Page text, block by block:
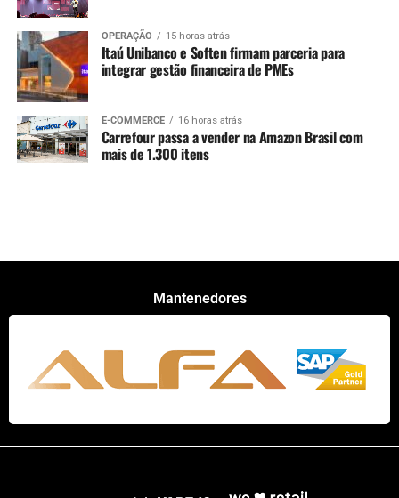
OPERAÇÃO 15 horas atrás
Itaú Unibanco e Soften firmam parceria para
integrar gestão financeira de PMEs
E-COMMERCE 16 horas atrás
Carrefour passa a vender na Amazon Brasil com
mais de 1.300 itens
Mantenedores